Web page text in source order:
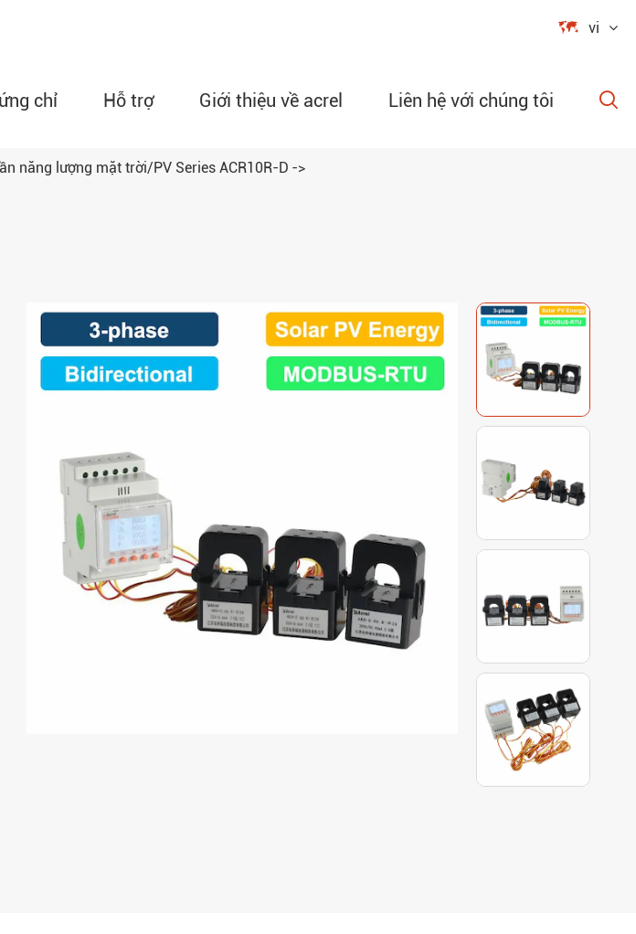
 vi
Thiết bị theo dõi nhiệt độ không
dây dòng artm
Bộ điều khiển nhiệt độ và độ ẩm
Mô-đun điều khiển ánh sáng
thông minh dòng ASL
Rơle bảo vệ điện áp trung bình
dòng AM
Rơle dòng điện dư dòng ASJ
Mô-đun giám sát trung tâm dữ
chỉ Hỗ trợ Giới thiệu về acrel Liên hệ với chúng tôi 
năng lượng mặt trời/PV Series ACR10R-D